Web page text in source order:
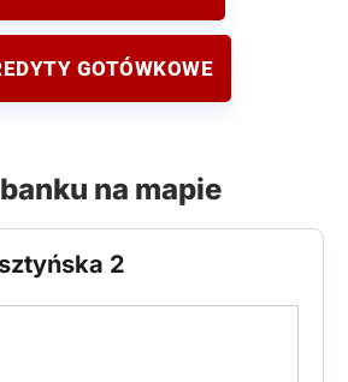
GOTÓWKOWE
na mapie
2